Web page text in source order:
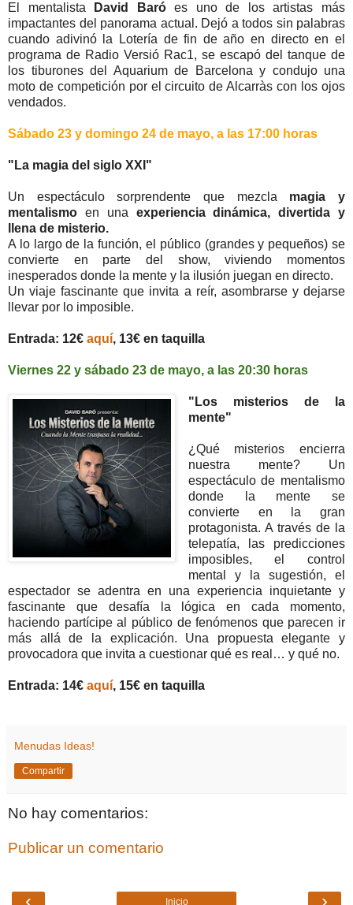
El mentalista David Baróes uno de los artistas más
impactantes del panorama actual. Dejó a todos sin palabras
cuando adivinó la Lotería de fin de año en directo en el
programa de Radio Versió Rac1, se escapó del tanque de
los tiburones del Aquarium de Barcelona y condujo una
moto de competición por el circuito de Alcarràs con los ojos
vendados.
Sábado 23 y domingo 24 de mayo, a las 17:00 horas
"La magia del siglo XXI"
Un espectáculo sorprendente que mezcla magia y
mentalismo en una experiencia dinámica, divertida y
llena de misterio.
A lo largo de la función, el público (grandes y pequeños) se
convierte en parte del show, viviendo momentos
inesperados donde la mente y la ilusión juegan en directo.
Un viaje fascinante que invita a reír, asombrarse y dejarse
llevar por lo imposible.
Entrada: 12€ aquí, 13€ en taquilla
Viernes 22 y sábado 23 de mayo, a las 20:30 horas
"Los misterios de la
mente"
¿Qué misterios encierra
nuestra mente? Un
espectáculo de mentalismo
donde la mente se
convierte en la gran
protagonista. A través de la
telepatía, las predicciones
imposibles, el control
mental y la sugestión, el
espectador se adentra en una experiencia inquietante y
fascinante que desafía la lógica en cada momento,
haciendo partícipe al público de fenómenos que parecen ir
más allá de la explicación. Una propuesta elegante y
provocadora que invita a cuestionar qué es real… y qué no.
Entrada: 14€ aquí, 15€ en taquilla
Menudas Ideas!
Compartir
No hay comentarios:
Publicar un comentario
‹ ›
Inicio